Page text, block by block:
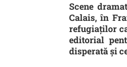
Scene
Calais, în
refugiaților
editorial
disperată și